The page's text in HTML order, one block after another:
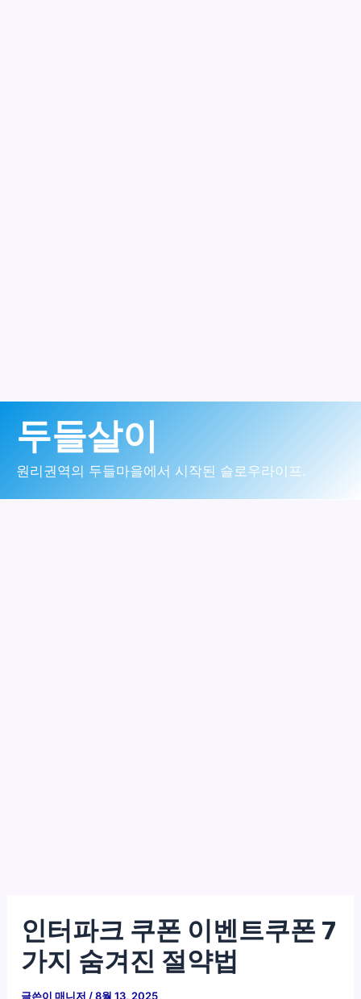
로
두들살이
원리권역의 두들마을에서 시작된 슬로우라이프.
인터파크 쿠폰 이벤트쿠폰 7
가지 숨겨진 절약법
글쓴이매니저 /8월 13, 2025